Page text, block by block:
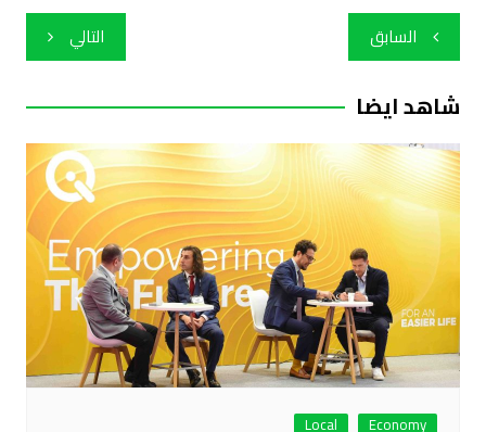
تصفّح
المقالات
السابق التالي
شاهد ايضا
Economy
Local